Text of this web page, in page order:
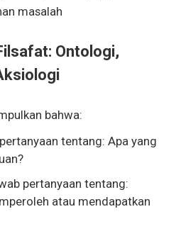
masalah
Ontologi,
bahwa:
tentang: Apa yang
pertanyaan tentang:
atau mendapatkan